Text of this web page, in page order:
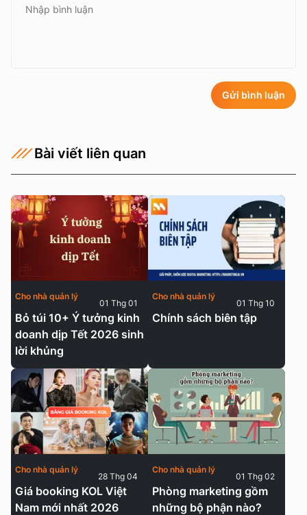
Gửi bình luận
Bài viết liên quan
Bỏ túi 10+ Ý tưởng kinh
doanh dịp Tết 2026 sinh
lời khủng
Cho nhà quản lý
01 Thg 01
Chính sách biên tập
Cho nhà quản lý
01 Thg 10
Giá booking KOL Việt
Nam mới nhất 2026
Cho nhà quản lý
28 Thg 04
Phòng marketing gồm
những bộ phận nào?
Cho nhà quản lý
01 Thg 02